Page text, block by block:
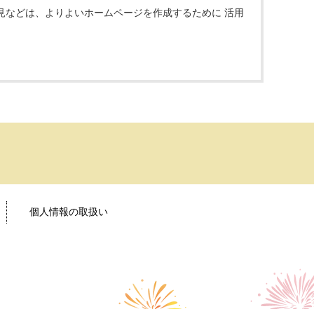
どは、よりよいホームページを作成するために 活用
個人情報の取扱い